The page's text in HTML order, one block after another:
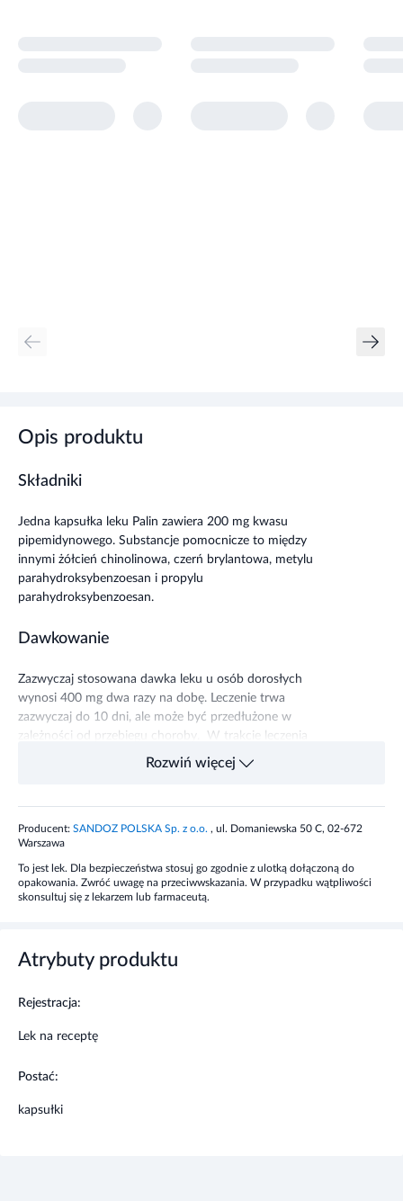
Opis produktu
Składniki
Jedna kapsułka leku Palin zawiera 200 mg kwasu
pipemidynowego. Substancje pomocnicze to między
innymi żółcień chinolinowa, czerń brylantowa, metylu
parahydroksybenzoesan i propylu
parahydroksybenzoesan.
Dawkowanie
Zazwyczaj stosowana dawka leku u osób dorosłych
wynosi 400 mg dwa razy na dobę. Leczenie trwa
zazwyczaj do 10 dni, ale może być przedłużone w
zależności od przebiegu choroby. W trakcie leczenia
zaleca się pić dużo płynów w celu zwiększenia diurezy.
Lek wywiera działanie bakteriobójcze poprzez inaktywację
nukleinowych. Główny mechanizm oporności polega na
zmianie sekwencji aminokwasów w podjednostce A
czynnym usuwaniu leku na zasadzie pompy.
Palin wskazany jest w leczeniu zakażeń wywołanych przez
przypadku ostrych i przewlekłych zakażeń dolnych dróg
zakażeniom dolnych dróg moczowych. Lek może być
Rozwiń więcej
Producent: SANDOZ POLSKA Sp. z o.o. , ul. Domaniewska 50 C, 02-672
Warszawa
To jest lek. Dla bezpieczeństwa stosuj go zgodnie z ulotką dołączoną do
opakowania. Zwróć uwagę na przeciwwskazania. W przypadku wątpliwości
skonsultuj się z lekarzem lub farmaceutą.
Atrybuty produktu
Rejestracja:
Lek na receptę
Postać:
kapsułki